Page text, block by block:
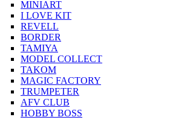
MINIART
I LOVE KIT
REVELL
BORDER
TAMIYA
MODEL COLLECT
TAKOM
MAGIC FACTORY
TRUMPETER
AFV CLUB
HOBBY BOSS